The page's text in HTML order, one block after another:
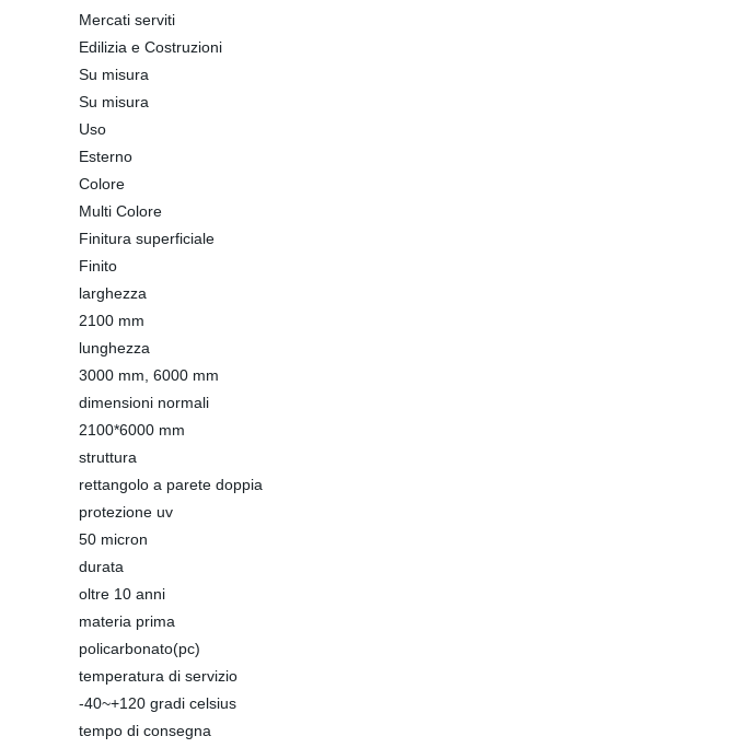
Mercati serviti
Edilizia e Costruzioni
Su misura
Su misura
Uso
Esterno
Colore
Multi Colore
Finitura superficiale
Finito
larghezza
2100 mm
lunghezza
3000 mm, 6000 mm
dimensioni normali
2100*6000 mm
struttura
rettangolo a parete doppia
protezione uv
50 micron
durata
oltre 10 anni
materia prima
policarbonato(pc)
temperatura di servizio
-40~+120 gradi celsius
tempo di consegna